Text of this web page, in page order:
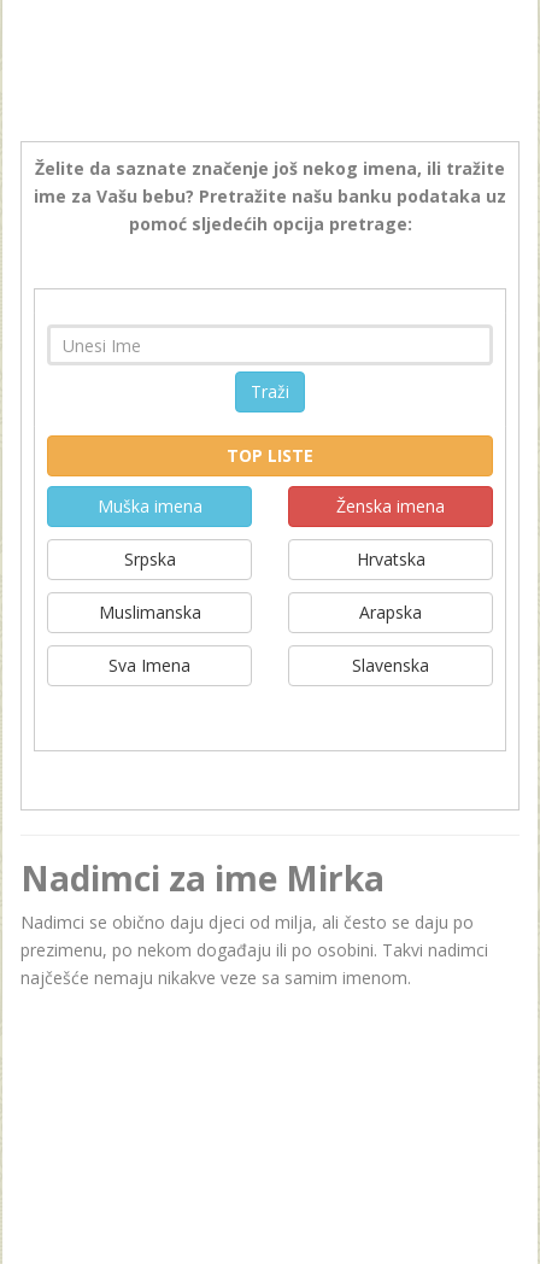
Želite da saznate značenje još nekog imena, ili tražite
ime za Vašu bebu? Pretražite našu banku podataka uz
pomoć sljedećih opcija pretrage:
Traži
TOP LISTE
Muška imena Ženska imena
Srpska Hrvatska
Muslimanska Arapska
Sva Imena Slavenska
Nadimci za ime Mirka
Nadimci se obično daju djeci od milja, ali često se daju po
prezimenu, po nekom događaju ili po osobini. Takvi nadimci
najčešće nemaju nikakve veze sa samim imenom.